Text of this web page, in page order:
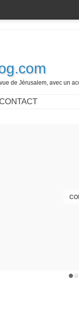
de Jérusalem, avec un
CONTACT